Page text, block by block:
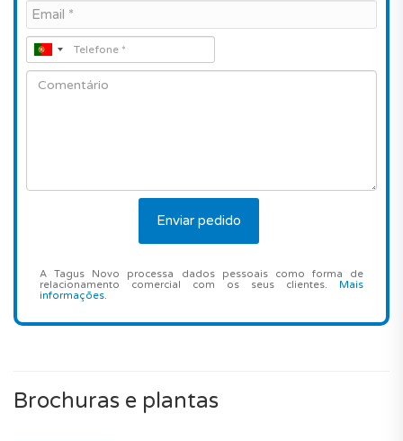
A Tagus Novo processa dados pessoais como forma de
relacionamento comercial com os seus clientes. Mais
informações
Brochuras e plantas